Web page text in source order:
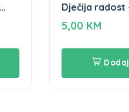
Dječija radost
paketić
5,00 KM